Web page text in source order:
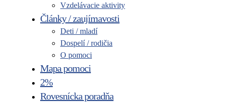
Vzdelávacie aktivity
Články / zaujímavosti
Deti / mladí
Dospelí / rodičia
O pomoci
Mapa pomoci
2%
Rovesnícka poradňa